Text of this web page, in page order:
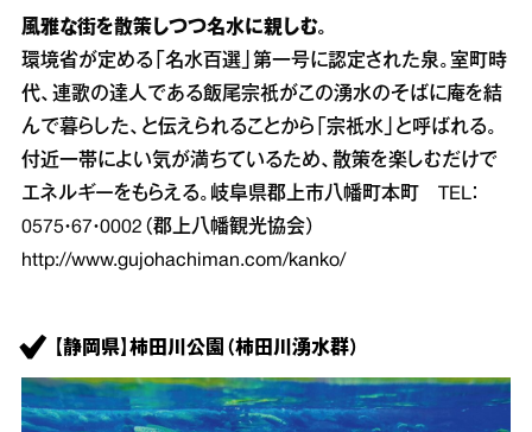
風雅な街を散策しつつ名水に親しむ。
環境省が定める「名水百選」第一号に認定された泉。室町時
代、連歌の達人である飯尾宗祇がこの湧水のそばに庵を結
んで暮らした、と伝えられることから「宗祇水」と呼ばれる。
付近一帯によい気が満ちているため、散策を楽しむだけで
エネルギーをもらえる。岐阜県郡上市八幡町本町 TEL：
0575・67・0002（郡上八幡観光協会）
http://www.gujohachiman.com/kanko/
【静岡県】柿田川公園（柿田川湧水群）